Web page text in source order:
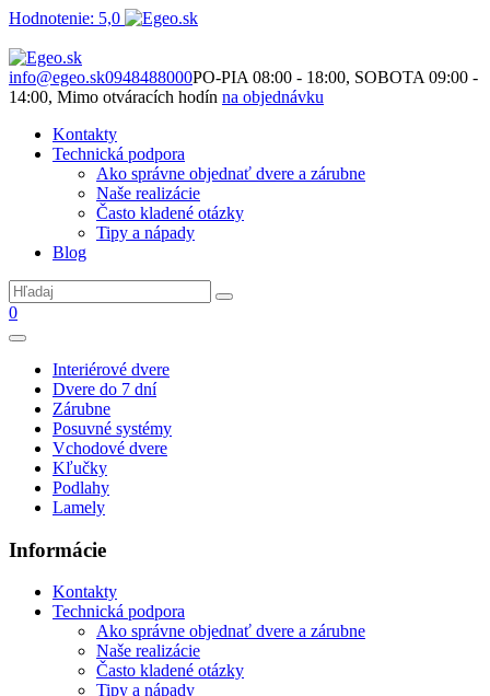
Hodnotenie: 5,0
info@egeo.sk0948488000PO-PIA 08:00 - 18:00, SOBOTA 09:00 -
14:00, Mimo otváracích hodín na objednávku
Kontakty
Technická podpora
Ako správne objednať dvere a zárubne
Naše realizácie
Často kladené otázky
Tipy a nápady
Blog
0
Interiérové dvere
Dvere do 7 dní
Zárubne
Posuvné systémy
Vchodové dvere
Kľučky
Podlahy
Lamely
Informácie
Kontakty
Technická podpora
Ako správne objednať dvere a zárubne
Naše realizácie
Často kladené otázky
Tipy a nápady